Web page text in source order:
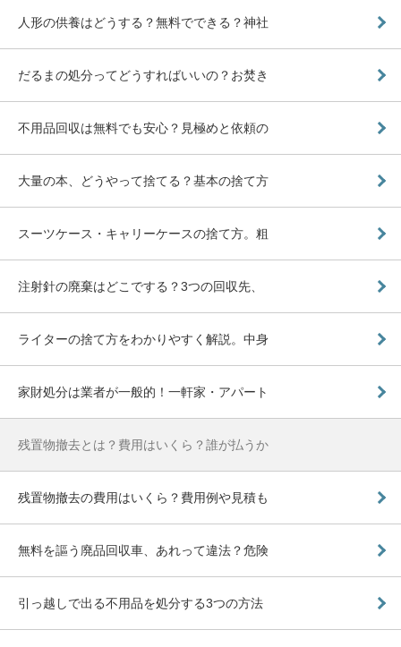
人形の供養はどうする？無料でできる？神社
だるまの処分ってどうすればいいの？お焚き
不用品回収は無料でも安心？見極めと依頼の
大量の本、どうやって捨てる？基本の捨て方
スーツケース・キャリーケースの捨て方。粗
注射針の廃棄はどこでする？3つの回収先、
ライターの捨て方をわかりやすく解説。中身
家財処分は業者が一般的！一軒家・アパート
残置物撤去とは？費用はいくら？誰が払うか
残置物撤去の費用はいくら？費用例や見積も
無料を謳う廃品回収車、あれって違法？危険
引っ越しで出る不用品を処分する3つの方法